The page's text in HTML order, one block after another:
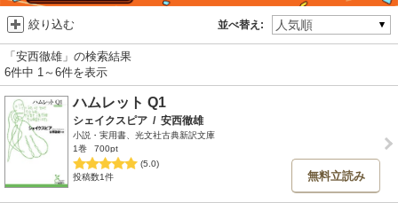
並べ替え:
絞り込む
「安西徹雄」の検索結果
6件中 1～6件を表示
ハムレット Q1
シェイクスピア / 安西徹雄
小説・実用書、光文社古典新訳文庫
1巻
700pt
(5.0)
投稿数1件
無料立読み